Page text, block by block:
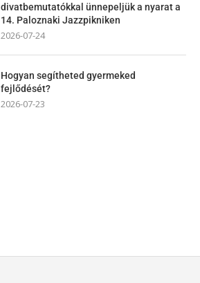
divatbemutatókkal ünnepeljük a nyarat a
14. Paloznaki Jazzpikniken
2026-07-24
Hogyan segítheted gyermeked
fejlődését?
2026-07-23